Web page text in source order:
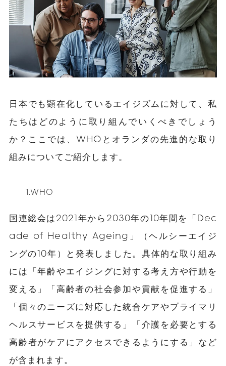
日本でも顕在化しているエイジズムに対して、私
たちはどのように取り組んでいくべきでしょう
か？ここでは、WHOとオランダの先進的な取り
組みについてご紹介します。
1.WHO
国連総会は2021年から2030年の10年間を「Dec
ade of Healthy Ageing」（ヘルシーエイジ
ングの10年）と発表しました。具体的な取り組み
には「年齢やエイジングに対する考え方や行動を
変える」「高齢者の社会参加や貢献を促進する」
「個々のニーズに対応した統合ケアやプライマリ
ヘルスサービスを提供する」「介護を必要とする
高齢者がケアにアクセスできるようにする」など
が含まれます。